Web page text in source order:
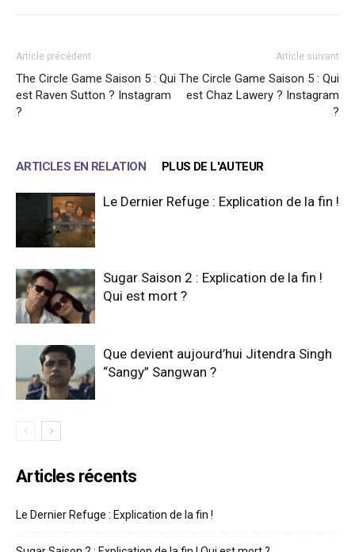
Article précédent
The Circle Game Saison 5 : Qui
est Raven Sutton ? Instagram
?
Article suivant
The Circle Game Saison 5 : Qui
est Chaz Lawery ? Instagram
?
ARTICLES EN RELATION PLUS DE L'AUTEUR
Le Dernier Refuge : Explication de la fin !
Sugar Saison 2 : Explication de la fin !
Qui est mort ?
Que devient aujourd’hui Jitendra Singh
“Sangy” Sangwan ?
Articles récents
Le Dernier Refuge : Explication de la fin !